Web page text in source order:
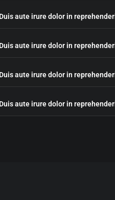
Duis aute irure dolor in
Duis aute irure dolor in
Duis aute irure dolor in
Duis aute irure dolor in